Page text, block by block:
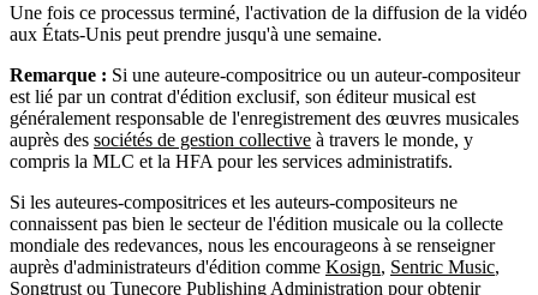
Une fois ce processus terminé, l'activation de la diffusion de la vidéo
aux États-Unis peut prendre jusqu'à une semaine.
Remarque : Si une auteure-compositrice ou un auteur-compositeur
est lié par un contrat d'édition exclusif, son éditeur musical est
généralement responsable de l'enregistrement des œuvres musicales
auprès des sociétés de gestion collective à travers le monde, y
compris la MLC et la HFA pour les services administratifs.
Si les auteures-compositrices et les auteurs-compositeurs ne
connaissent pas bien le secteur de l'édition musicale ou la collecte
mondiale des redevances, nous les encourageons à se renseigner
auprès d'administrateurs d'édition comme Kosign, Sentric Music,
Songtrust ou Tunecore Publishing Administration pour obtenir